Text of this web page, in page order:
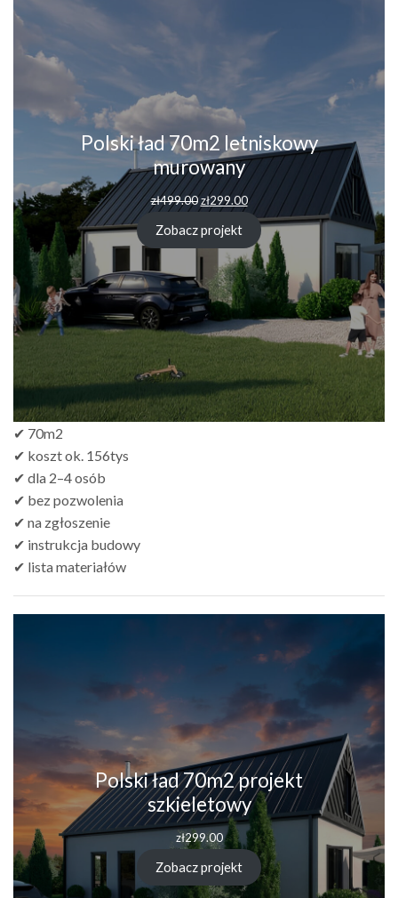
Polski ład 70m2 letniskowy
murowany
zł499.00 zł299.00
Zobacz projekt
✔ 70m2
✔ koszt ok. 156tys
✔ dla 2–4 osób
✔ bez pozwolenia
✔ na zgłoszenie
✔ instrukcja budowy
✔ lista materiałów
Polski ład 70m2 projekt
szkieletowy
zł299.00
Zobacz projekt